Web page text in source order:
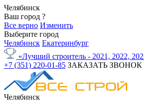
Челябинск
Ваш город ?
Все верно Изменить
Выберите город
Челябинск Екатеринбург
«Лучший строитель - 2021, 2022,
+7 (351) 220-01-85 ЗАКАЗАТЬ ЗВОНОК
Челябинск